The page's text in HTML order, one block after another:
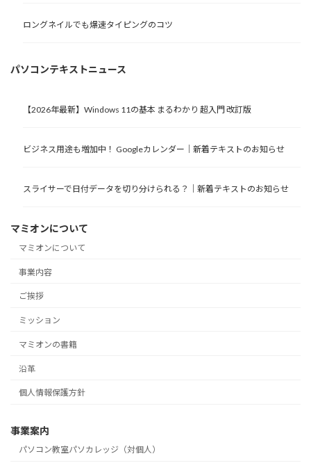
ロングネイルでも爆速タイピングのコツ
パソコンテキストニュース
【2026年最新】Windows 11の基本 まるわかり 超入門 改訂版
ビジネス用途も増加中！ Googleカレンダー｜新着テキストのお知らせ
スライサーで日付データを切り分けられる？｜新着テキストのお知らせ
マミオンについて
マミオンについて
事業内容
ご挨拶
ミッション
マミオンの書籍
沿革
個人情報保護方針
事業案内
パソコン教室パソカレッジ（対個人）